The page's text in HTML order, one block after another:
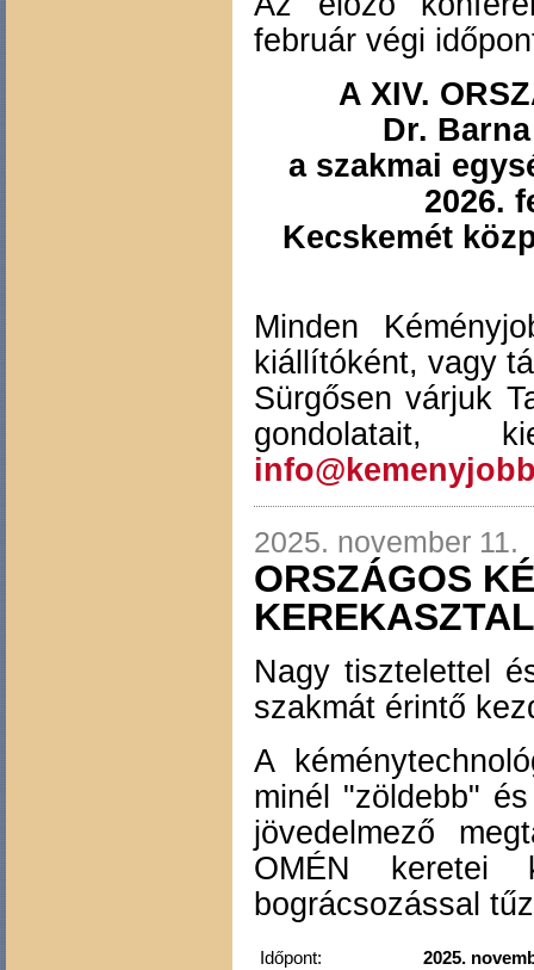
február végi
A XIV.
Dr.
a szakmai
2026.
Kecskemét
Minden
kiállítóként, vagy
Sürgősen várjuk
gondolatait,
2025. november 11.
ORSZÁGOS
Nagy tisztelettel
szakmát érintő
A
minél "zöldebb"
jövedelmező
OMÉN keretei
bográcsozással
Időpont:
2025.